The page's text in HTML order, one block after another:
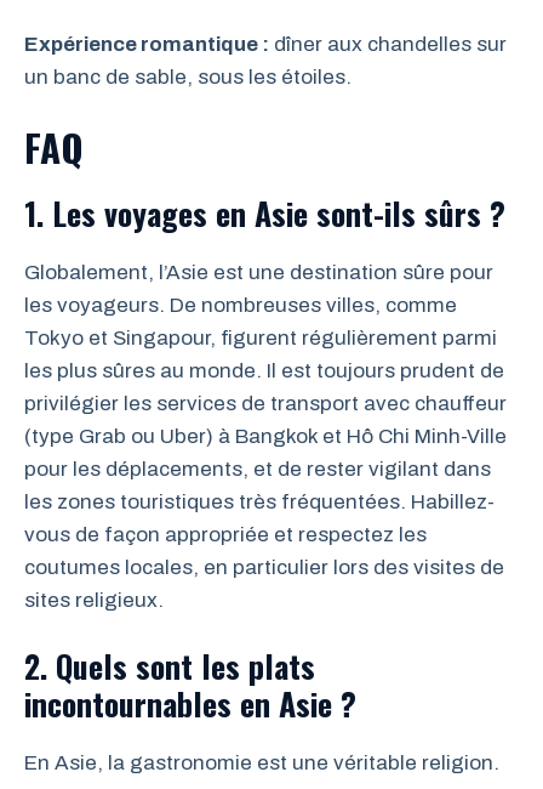
Expérience romantique : dîner aux chandelles sur
un banc de sable, sous les étoiles.
FAQ
1. Les voyages en Asie sont-ils sûrs ?
Globalement, l’Asie est une destination sûre pour
les voyageurs. De nombreuses villes, comme
Tokyo et Singapour, figurent régulièrement parmi
les plus sûres au monde. Il est toujours prudent de
privilégier les services de transport avec chauffeur
(type Grab ou Uber) à Bangkok et Hô Chi Minh-Ville
pour les déplacements, et de rester vigilant dans
les zones touristiques très fréquentées. Habillez-
vous de façon appropriée et respectez les
coutumes locales, en particulier lors des visites de
sites religieux.
2. Quels sont les plats
incontournables en Asie ?
En Asie, la gastronomie est une véritable religion.